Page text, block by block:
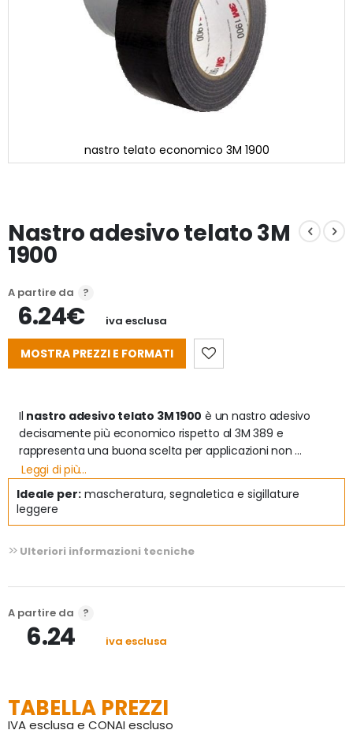
nastro telato economico 3M 1900
di
immagini
Nastro adesivo telato 3M
1900
A partire da
6.24€ iva esclusa
MOSTRA PREZZI E FORMATI
Il nastro adesivo telato 3M 1900 è un nastro adesivo
decisamente più economico rispetto al 3M 389 e
rappresenta una buona scelta per applicazioni non
critiche.  Il nastro telato 3M 1900 è formato da un supporto
conformabile in tessuto rivestito con polietilene, abbinato
ad un adesivo in gomma-resina.
mascheratura, segnaletica orizzontale (tracciatura),
Nastro Americano
Leggi di più...
Ideale per: mascheratura, segnaletica e sigillature
leggere
Ulteriori informazioni tecniche
A partire da
6.24 iva esclusa
TABELLA PREZZI
IVA esclusa e CONAI escluso